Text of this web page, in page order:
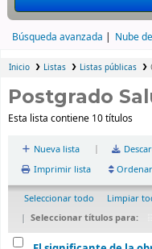
Búsqueda avanzada Nube
Inicio Listas Listas públicas
Postgrado
Esta lista contiene 10 títulos
Nueva lista |
Imprimir lista
Ordenar
Seleccionar todo
Limpiar
Seleccionar títulos para: